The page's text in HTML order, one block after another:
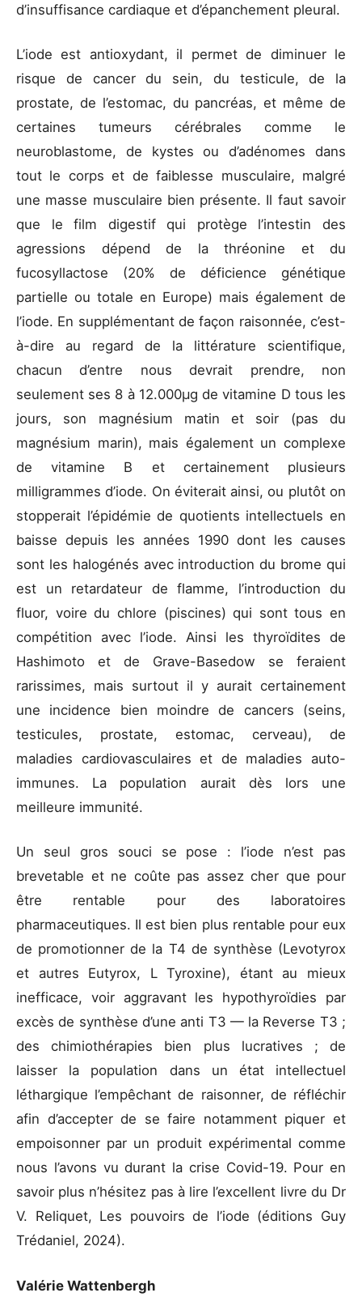
d’insuffisance cardiaque et d’épanchement pleural.
L’iode est antioxydant, il permet de diminuer le
risque de cancer du sein, du testicule, de la
prostate, de l’estomac, du pancréas, et même de
certaines tumeurs cérébrales comme le
neuroblastome, de kystes ou d’adénomes dans
tout le corps et de faiblesse musculaire, malgré
une masse musculaire bien présente. Il faut savoir
que le film digestif qui protège l’intestin des
agressions dépend de la thréonine et du
fucosyllactose (20% de déficience génétique
partielle ou totale en Europe) mais également de
l’iode. En supplémentant de façon raisonnée, c’est-
à-dire au regard de la littérature scientifique,
chacun d’entre nous devrait prendre, non
seulement ses 8 à 12.000μg de vitamine D tous les
jours, son magnésium matin et soir (pas du
magnésium marin), mais également un complexe
de vitamine B et certainement plusieurs
milligrammes d’iode. On éviterait ainsi, ou plutôt on
stopperait l’épidémie de quotients intellectuels en
baisse depuis les années 1990 dont les causes
sont les halogénés avec introduction du brome qui
est un retardateur de flamme, l’introduction du
fluor, voire du chlore (piscines) qui sont tous en
compétition avec l’iode. Ainsi les thyroïdites de
Hashimoto et de Grave-Basedow se feraient
rarissimes, mais surtout il y aurait certainement
une incidence bien moindre de cancers (seins,
testicules, prostate, estomac, cerveau), de
maladies cardiovasculaires et de maladies auto-
immunes. La population aurait dès lors une
meilleure immunité.
Un seul gros souci se pose : l’iode n’est pas
brevetable et ne coûte pas assez cher que pour
être rentable pour des laboratoires
pharmaceutiques. Il est bien plus rentable pour eux
de promotionner de la T4 de synthèse (Levotyrox
et autres Eutyrox, L Tyroxine), étant au mieux
inefficace, voir aggravant les hypothyroïdies par
excès de synthèse d’une anti T3 — la Reverse T3 ;
des chimiothérapies bien plus lucratives ; de
laisser la population dans un état intellectuel
léthargique l’empêchant de raisonner, de réfléchir
afin d’accepter de se faire notamment piquer et
empoisonner par un produit expérimental comme
nous l’avons vu durant la crise Covid-19. Pour en
savoir plus n’hésitez pas à lire l’excellent livre du Dr
V. Reliquet, Les pouvoirs de l’iode (éditions Guy
Trédaniel, 2024).
Valérie Wattenbergh